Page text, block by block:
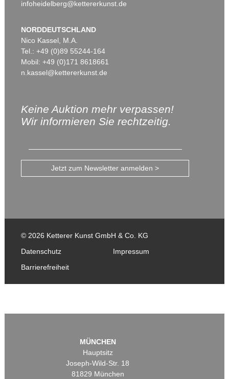
infoheidelberg@kettererkunst.de
NORDDEUTSCHLAND
Nico Kassel, M.A.
Tel.: +49 (0)89 55244-164
Mobil: +49 (0)171 8618661
n.kassel@kettererkunst.de
Keine Auktion mehr verpassen!
Wir informieren Sie rechtzeitig.
Jetzt zum Newsletter anmelden >
© 2026 Ketterer Kunst GmbH & Co. KG
Datenschutz
Impressum
Barrierefreiheit
MÜNCHEN
Hauptsitz
Joseph-Wild-Str. 18
81829 München